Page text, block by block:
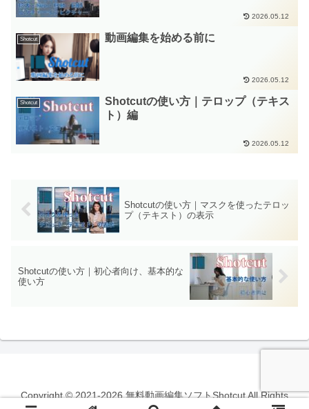
2026.05.12
Shotcut 動画編集を始める前に
2026.05.12
Shotcut
Shotcutの使い方｜テロップ（テキス
ト）編
2026.05.12
Shotcutの使い方｜マスクを使ったテロッ
プ（テキスト）の表示
Shotcutの使い方｜初心者向け、基本的な
使い方
Copyright © 2021-2026 無料動画編集ソフトShotcut All Rights